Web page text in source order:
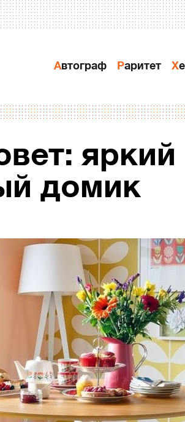
Автограф Раритет
яркий
домик